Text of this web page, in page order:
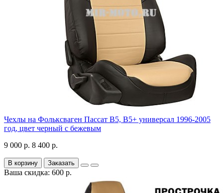
Чехлы на Фольксваген Пассат В5, В5+ универсал 1996-2005
год, цвет черный с бежевым
9 000 р. 8 400 р.
В корзину Заказать
Ваша скидка: 600 р.